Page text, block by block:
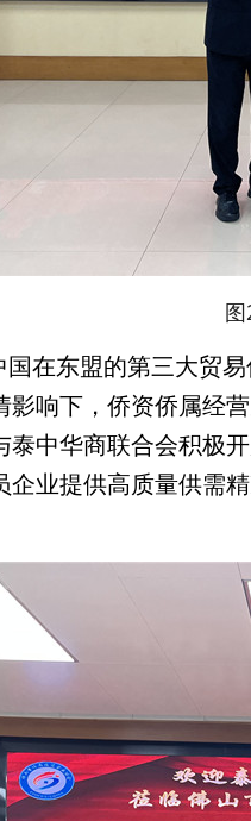
国在东盟的第三大贸
影响下，侨资侨属经
泰中华商联合会积极
企业提供高质量供需